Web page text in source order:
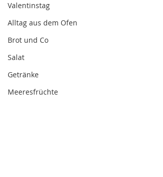
Valentinstag
Alltag aus dem Ofen
Brot und Co
Salat
Getränke
Meeresfrüchte